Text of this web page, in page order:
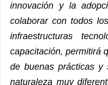
innovación y la
colaborar con todos
infraestructuras
capacitación, permitirá
de buenas prácticas y
naturaleza muy